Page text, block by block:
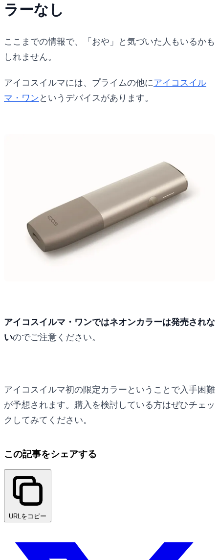
ラーなし
ここまでの情報で、「おや」と気づいた人もいるかも
しれません。
アイコスイルマには、プライムの他にアイコスイル
マ・ワンというデバイスがあります。
アイコスイルマ・ワンではネオンカラーは発売されな
いのでご注意ください。
アイコスイルマ初の限定カラーということで入手困難
が予想されます。購入を検討している方はぜひチェッ
クしてみてください。
この記事をシェアする
URLをコピー